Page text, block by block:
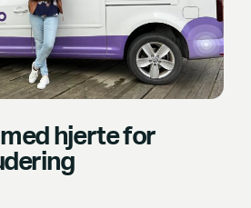
hjerte for